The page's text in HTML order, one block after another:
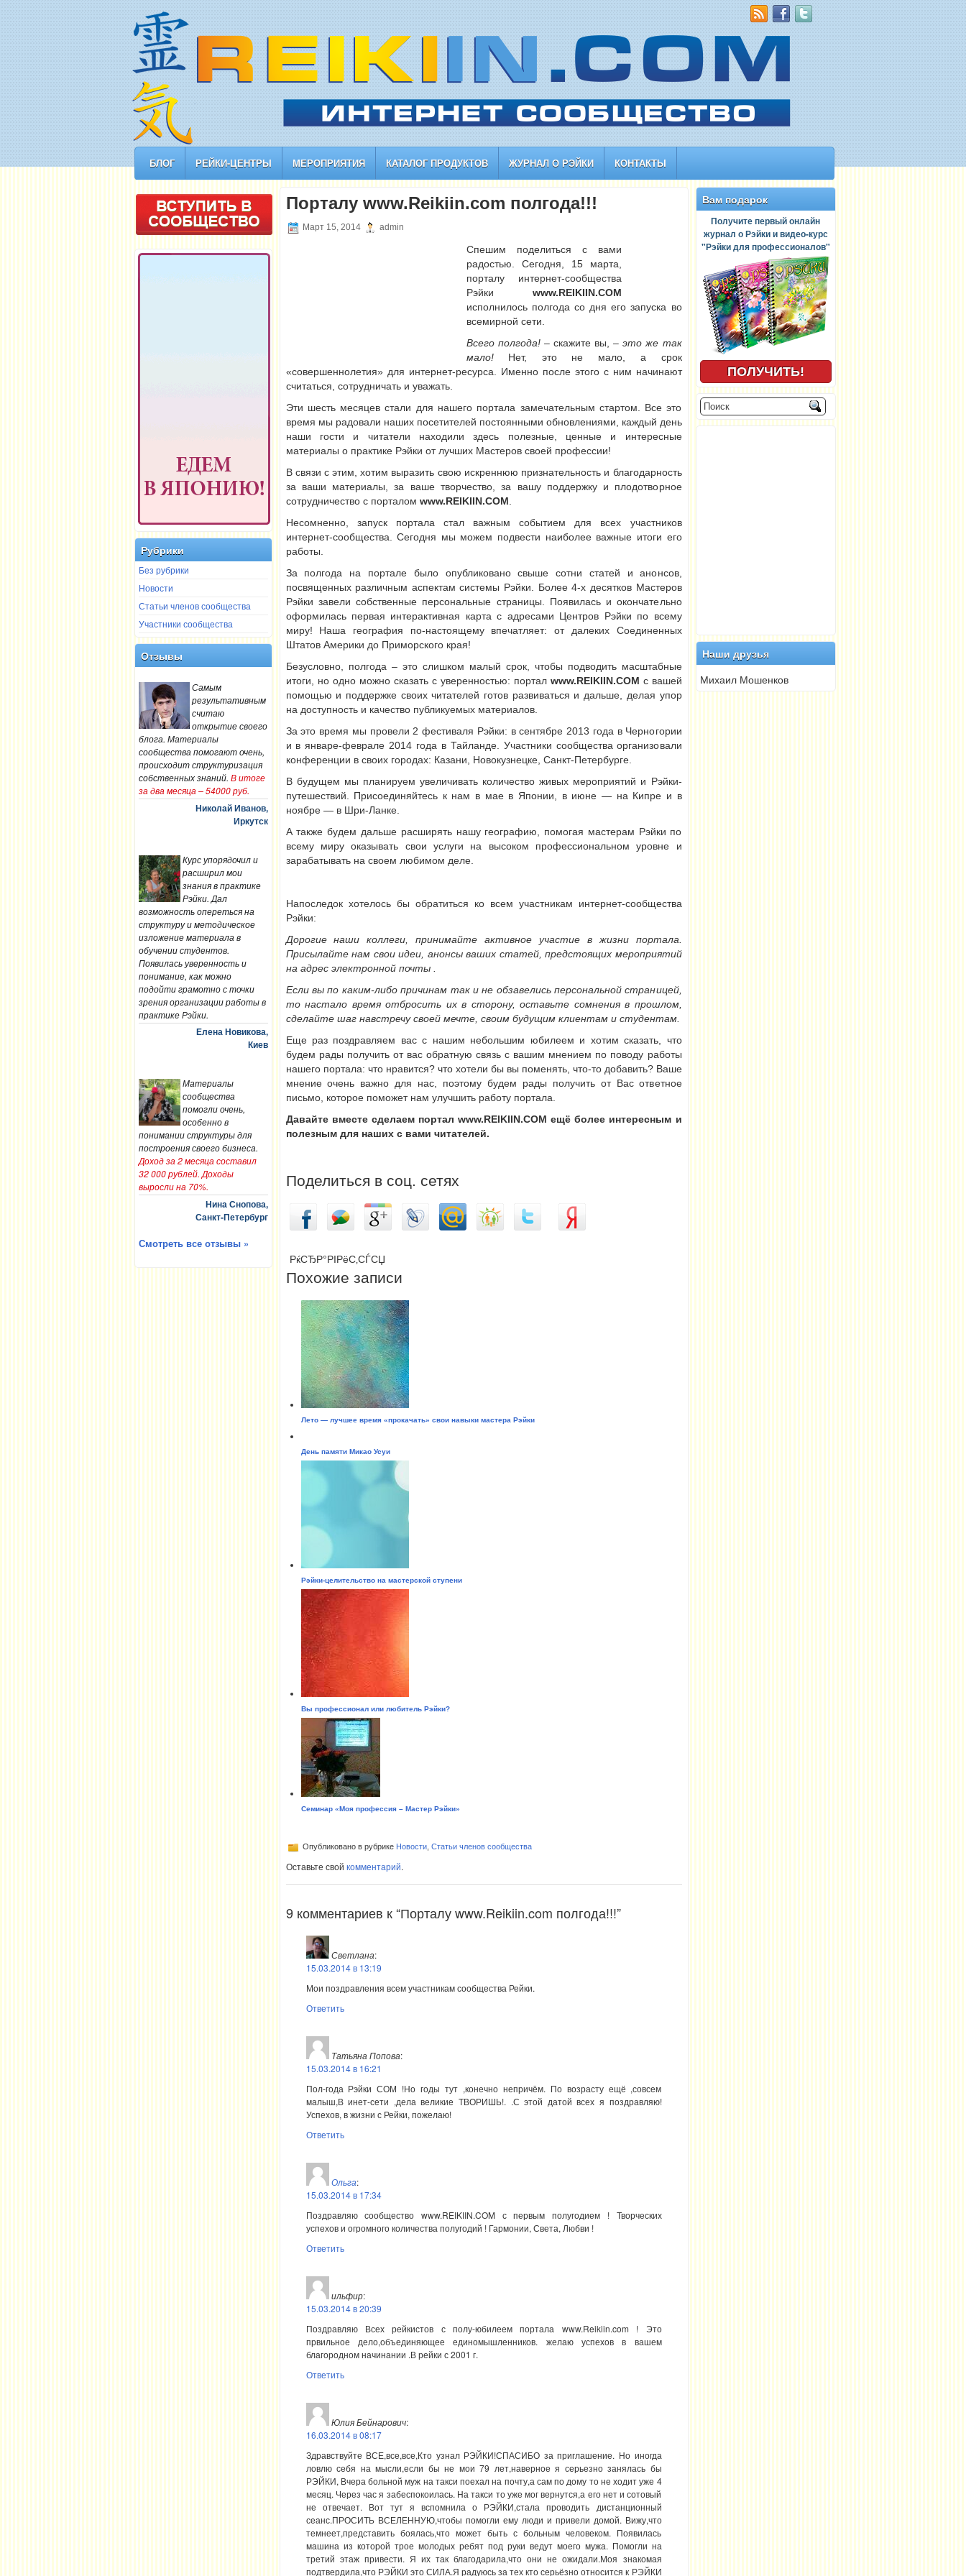
БЛОГ РЕЙКИ-ЦЕНТРЫ МЕРОПРИЯТИЯ КАТАЛОГ ПРОДУКТОВ ЖУРНАЛ О РЭЙКИ КОНТАКТЫ
Рубрики
Без рубрики
Новости
Статьи членов сообщества
Участники сообщества
Отзывы
Самым
результативным
считаю
открытие своего
блога. Материалы
сообщества помогают очень,
происходит структуризация
собственных знаний. В итоге
за два месяца – 54000 руб.
Николай Иванов,
Иркутск
Курс упорядочил и
расширил мои
знания в практике
Рэйки. Дал
возможность опереться на
структуру и методическое
изложение материала в
обучении студентов.
Появилась уверенность и
понимание, как можно
подойти грамотно с точки
зрения организации работы в
практике Рэйки.
Елена Новикова,
Киев
Материалы
сообщества
помогли очень,
особенно в
понимании структуры для
построения своего бизнеса.
Доход за 2 месяца составил
32 000 рублей. Доходы
выросли на 70%.
Нина Снопова,
Санкт-Петербург
Смотреть все отзывы »
Порталу www.Reikiin.com полгода!!!
Март 15, 2014 admin
Спешим поделиться с вами
радостью. Сегодня, 15 марта,
порталу интернет-сообщества
Рэйки www.REIKIIN.COM
исполнилось полгода со дня его запуска во
всемирной сети.
Всего полгода!– скажите вы, –это же так
мало!Нет, это не мало, а срок
«совершеннолетия» для интернет-ресурса. Именно после этого с ним начинают
считаться, сотрудничать и уважать.
Эти шесть месяцев стали для нашего портала замечательным стартом. Все это
время мы радовали наших посетителей постоянными обновлениями, каждый день
наши гости и читатели находили здесь полезные, ценные и интересные
материалы о практике Рэйки от лучших Мастеров своей профессии!
В связи с этим, хотим выразить свою искреннюю признательность и благодарность
за ваши материалы, за ваше творчество, за вашу поддержку и плодотворное
сотрудничество с порталом www.REIKIIN.COM
Несомненно, запуск портала стал важным событием для всех участников
интернет-сообщества. Сегодня мы можем подвести наиболее важные итоги его
работы.
За полгода на портале было опубликовано свыше сотни статей и анонсов,
посвященных различным аспектам системы Рэйки. Более 4-х десятков Мастеров
Рэйки завели собственные персональные страницы. Появилась и окончательно
оформилась первая интерактивная карта с адресами Центров Рэйки по всему
миру! Наша география по-настоящему впечатляет: от далеких Соединенных
Штатов Америки до Приморского края!
Безусловно, полгода – это слишком малый срок, чтобы подводить масштабные
итоги, но одно можно сказать с уверенностью: портал www.REIKIIN.COM с вашей
помощью и поддержке своих читателей готов развиваться и дальше, делая упор
на доступность и качество публикуемых материалов.
За это время мы провели 2 фестиваля Рэйки: в сентябре 2013 года в Черногории
и в январе-феврале 2014 года в Тайланде. Участники сообщества организовали
конференции в своих городах: Казани, Новокузнецке, Санкт-Петербурге.
В будущем мы планируем увеличивать количество живых мероприятий и Рэйки-
путешествий. Присоединяйтесь к нам в мае в Японии, в июне — на Кипре и в
ноябре — в Шри-Ланке.
А также будем дальше расширять нашу географию, помогая мастерам Рэйки по
всему миру оказывать свои услуги на высоком профессиональном уровне и
зарабатывать на своем любимом деле.
Напоследок хотелось бы обратиться ко всем участникам интернет-сообщества
Рэйки:
Дорогие наши коллеги, принимайте активное участие в жизни портала.
Присылайте нам свои идеи, анонсы ваших статей, предстоящих мероприятий
на адрес электронной почты .
Если вы по каким-либо причинам так и не обзавелись персональной страницей,
то настало время отбросить их в сторону, оставьте сомнения в прошлом,
сделайте шаг навстречу своей мечте, своим будущим клиентам и студентам.
Еще раз поздравляем вас с нашим небольшим юбилеем и хотим сказать, что
будем рады получить от вас обратную связь с вашим мнением по поводу работы
нашего портала: что нравится? что хотели бы вы поменять, что-то добавить? Ваше
мнение очень важно для нас, поэтому будем рады получить от Вас ответное
письмо, которое поможет нам улучшить работу портала.
Давайте вместе сделаем портал www.REIKIIN.COM ещё более интересным и
полезным для наших с вами читателей.
Поделиться в соц. сетях
РќСЂР°РІРёС‚СЃСЏ
Похожие записи
Лето — лучшее время «прокачать» свои навыки мастера Рэйки
День памяти Микао Усуи
Рэйки-целительство на мастерской ступени
Вы профессионал или любитель Рэйки?
Семинар «Моя профессия – Мастер Рэйки»
Опубликовано в рубрике Новости, Статьи членов сообщества
Оставьте свой комментарий.
9 комментариев к “Порталу www.Reikiin.com полгода!!!”
Светлана:
15.03.2014 в 13:19
Мои поздравления всем участникам сообщества Рейки.
Ответить
Татьяна Попова:
15.03.2014 в 16:21
Пол-года Рэйки СОМ !Но годы тут ,конечно непричём. По возрасту ещё ,совсем
малыш,В инет-сети ,дела великие ТВОРИШЬ!. .С этой датой всех я поздравляю!
Успехов, в жизни с Рейки, пожелаю!
Ответить
Ольга:
15.03.2014 в 17:34
Поздравляю сообщество www.REIKIIN.COM с первым полугодием ! Творческих
успехов и огромного количества полугодий ! Гармонии, Света, Любви !
Ответить
ильфир:
15.03.2014 в 20:39
Поздравляю Всех рейкистов с полу-юбилеем портала www.Reikiin.com ! Это
првильное дело,объединяющее единомышленников. желаю успехов в вашем
благородном начинании .В рейки с 2001 г.
Ответить
Юлия Бейнарович:
16.03.2014 в 08:17
Здравствуйте ВСЕ,все,все,Кто узнал РЭЙКИ!СПАСИБО за приглашение. Но иногда
ловлю себя на мысли,если бы не мои 79 лет,наверное я серьезно занялась бы
РЭЙКИ, Вчера больной муж на такси поехал на почту,а сам по дому то не ходит уже 4
месяц. Через час я забеспокоилась. На такси то уже мог вернутся,а его нет и сотовый
не отвечает. Вот тут я вспомнила о РЭЙКИ,стала проводить дистанционный
сеанс.ПРОСИТЬ ВСЕЛЕННУЮ,чтобы помогли ему люди и привели домой. Вижу,что
темнеет,представить боялась,что может быть с больным человеком. Появилась
машина из которой трое молодых ребят под руки ведут моего мужа. Помогли на
третий этаж привести. Я их так благодарила,что они не ожидали.Моя знакомая
подтвердила,что РЭЙКИ это СИЛА.Я радуюсь за тех кто серьёзно относится к РЭЙКИ
Вам подарок
Получите первый онлайн
журнал о Рэйки и видео-курс
"Рэйки для профессионалов"
Наши друзья
Михаил Мошенков